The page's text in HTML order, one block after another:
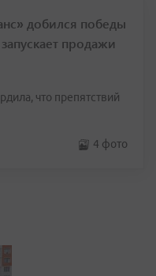
добился победы
продажи
что препятствий
4 фото